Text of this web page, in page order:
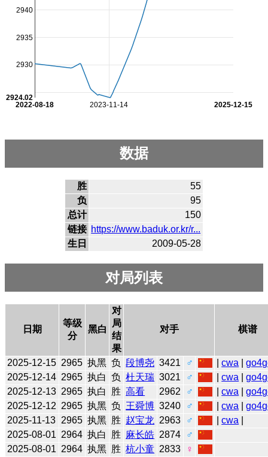
2023-11-14
2022-08-18 2025-12-15
2930
2935
2940
2924.02
数据
胜
55
负
95
总计
150
链接 https://www.baduk.or.kr/r...
生日
2009-05-28
对局列表
日期
等级
分
黑白
对
局
结
果
对手 棋谱
2025-12-15 2965 执黑 负 段博尧 3421 ♂ |cwa |
2025-12-14 2965 执白 负 杜天瑞 3021 ♂ |cwa |
2025-12-13 2965 执白 胜 高看 2962 ♂ |cwa |
2025-12-12 2965 执黑 负 王舜博 3240 ♂ |cwa |
2025-11-13 2965 执黑 胜 赵宝龙 2963 ♂ |cwa
2025-08-01 2964 执白 胜 麻长皓 2874
♂
2025-08-01 2964 执黑 胜 杭小童 2833
♀